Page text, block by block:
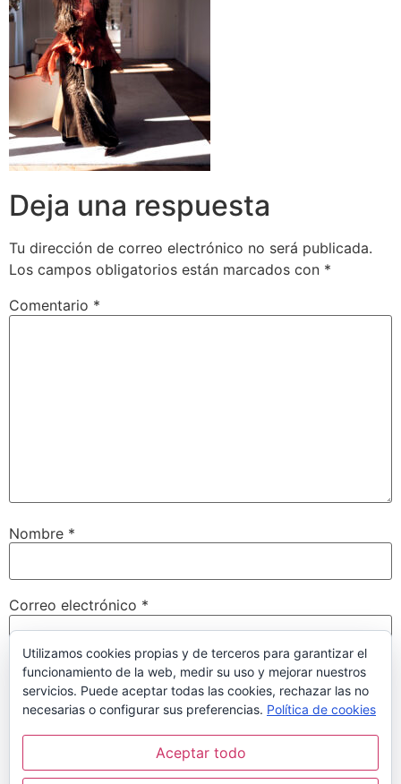
Deja una respuesta
Tu dirección de correo electrónico no será publicada.
Los campos obligatorios están marcados con *
Comentario *
Nombre *
Correo electrónico *
Web
Guarda mi nombre, correo electrónico y web en este
navegador para la próxima vez que comente.
Utilizamos cookies propias y de terceros para garantizar el
funcionamiento de la web, medir su uso y mejorar nuestros
servicios. Puede aceptar todas las cookies, rechazar las no
necesarias o configurar sus preferencias. Política de cookies
Aceptar todo